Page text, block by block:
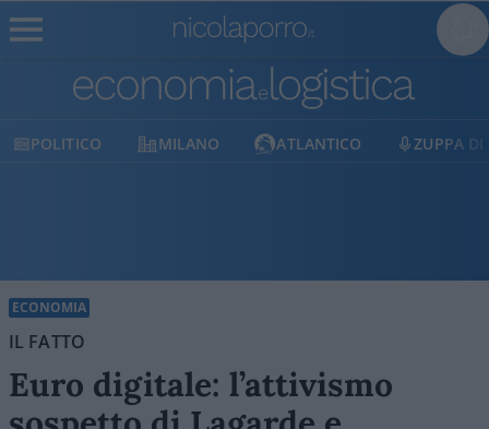
MILANO ATLANTICO ZUPPA DI PORRO
ECONOMIA
IL FATTO
Euro digitale: l’attivismo